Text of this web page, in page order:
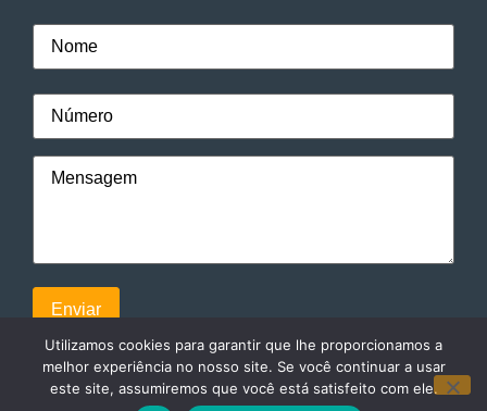
Utilizamos cookies para garantir que lhe proporcionamos a
melhor experiência no nosso site. Se você continuar a usar
este site, assumiremos que você está satisfeito com ele.